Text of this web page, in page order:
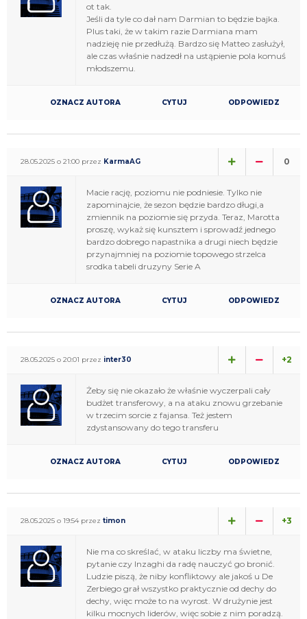
ot tak.
Jeśli da tyle co dał nam Darmian to będzie bajka.
Plus taki, że w takim razie Darmiana mam
nadzieję nie przedłużą. Bardzo się Matteo zasłużył,
ale czas właśnie nadzedł na ustąpienie pola komuś
młodszemu.
OZNACZ AUTORA CYTUJ ODPOWIEDZ
28.05.2025 o 21:00 przez KarmaAG 0
Macie rację, poziomu nie podniesie. Tylko nie
zapominajcie, że sezon będzie bardzo długi,a
zmiennik na poziomie się przyda. Teraz, Marotta
proszę, wykaż się kunsztem i sprowadź jednego
bardzo dobrego napastnika a drugi niech będzie
przynajmniej na poziomie topowego strzelca
srodka tabeli druzyny Serie A
OZNACZ AUTORA CYTUJ ODPOWIEDZ
28.05.2025 o 20:01 przez inter30 +2
Żeby się nie okazało że właśnie wyczerpali cały
budżet transferowy, a na ataku znowu grzebanie
w trzecim sorcie z fajansa. Też jestem
zdystansowany do tego transferu
OZNACZ AUTORA CYTUJ ODPOWIEDZ
28.05.2025 o 19:54 przez timon +3
Nie ma co skreślać, w ataku liczby ma świetne,
pytanie czy Inzaghi da radę nauczyć go bronić.
Ludzie piszą, że niby konfliktowy ale jakoś u De
Zerbiego grał wszystko praktycznie od dechy do
dechy, więc może to na wyrost. W drużynie jest
kilku mocnych liderów, więc sobie z nim poradzą.